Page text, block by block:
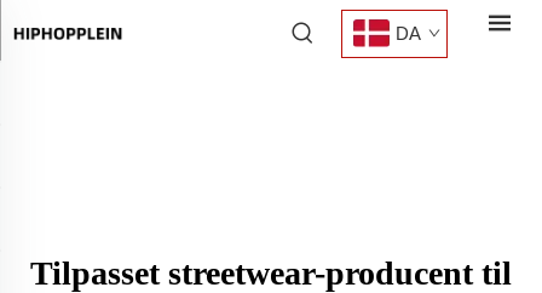
DA
Tilpasset streetwear-producent til